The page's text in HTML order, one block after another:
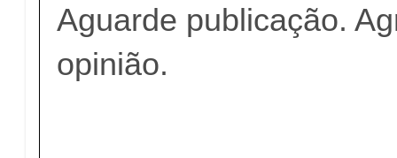
Aguarde publicação.
opinião.